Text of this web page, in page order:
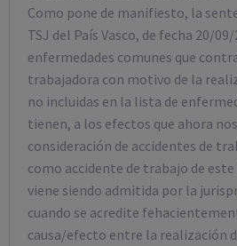
Como pone de manifiesto, la
TSJ del País Vasco, de fecha 20/
enfermedades comunes que
trabajadora con motivo de la
no incluidas en la lista de
tienen, a los efectos que ahora
consideración de accidentes de
como accidente de trabajo de
viene siendo admitida por la
cuando se acredite
causa/efecto entre la realización